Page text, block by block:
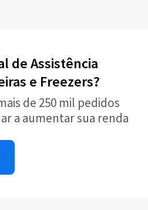
de Assistência
e Freezers?
de 250 mil pedidos
a aumentar sua renda